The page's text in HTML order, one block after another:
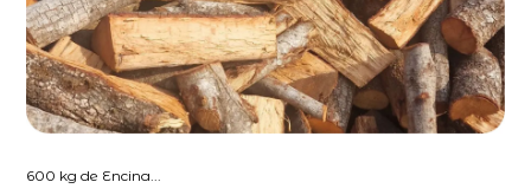
600 kg de Encina...